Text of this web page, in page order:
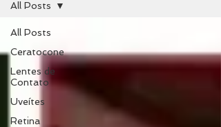
All Posts
Ceratocone
Lentes de
Contato
Uveítes
Retina
All Posts